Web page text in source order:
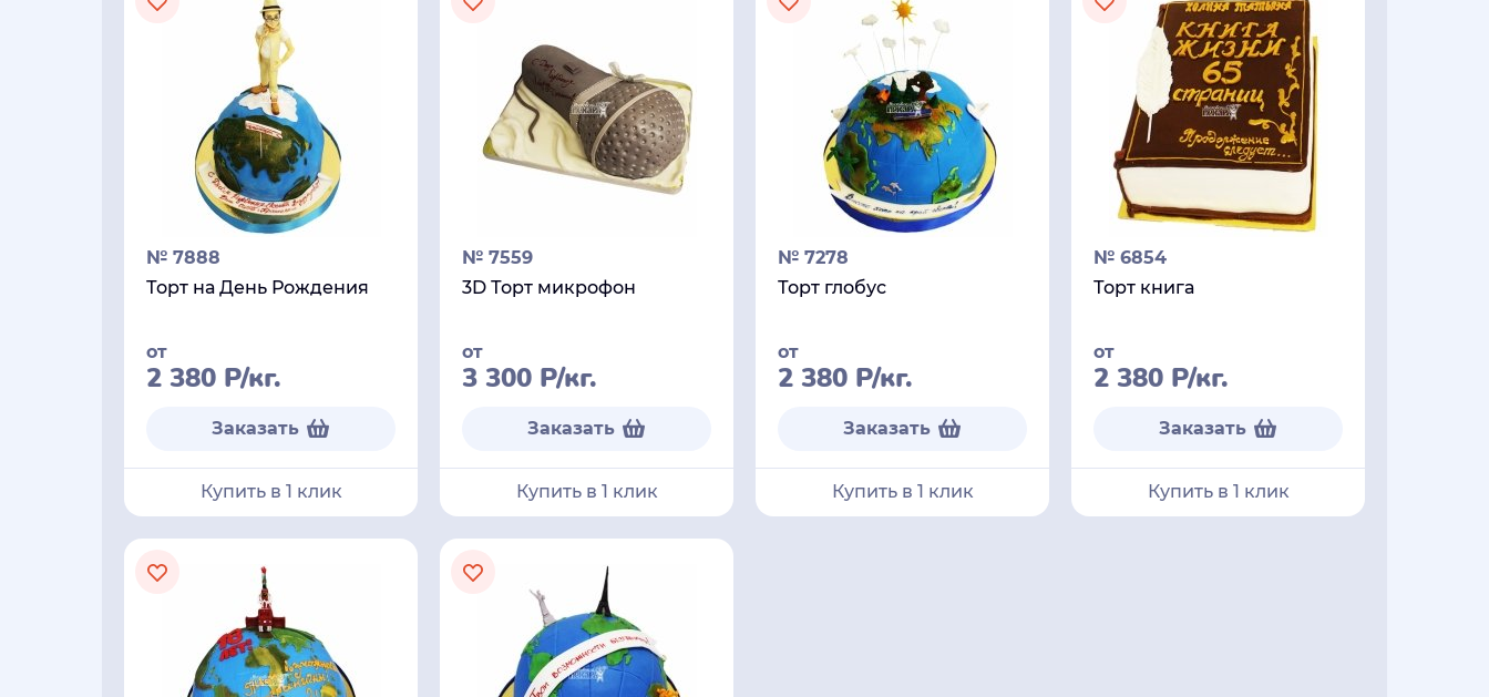
№ 7888
Торт на День Рождения
от
2 380 Р/кг.
Заказать
Купить в 1 клик
№ 7559
3D Торт микрофон
от
3 300 Р/кг.
Заказать
Купить в 1 клик
№ 7278
Торт глобус
от
2 380 Р/кг.
Заказать
Купить в 1 клик
№ 6854
Торт книга
от
2 380 Р/кг.
Заказать
Купить в 1 клик